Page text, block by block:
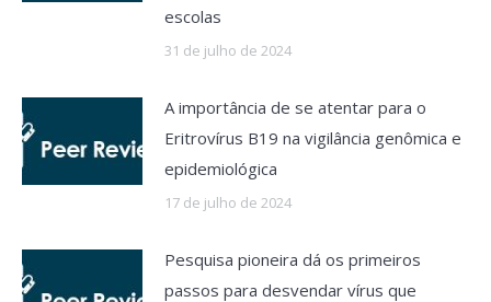
escolas
31 de julho de 2024
A importância de se atentar para o
Eritrovírus B19 na vigilância genômica e
epidemiológica
17 de julho de 2024
Pesquisa pioneira dá os primeiros
passos para desvendar vírus que